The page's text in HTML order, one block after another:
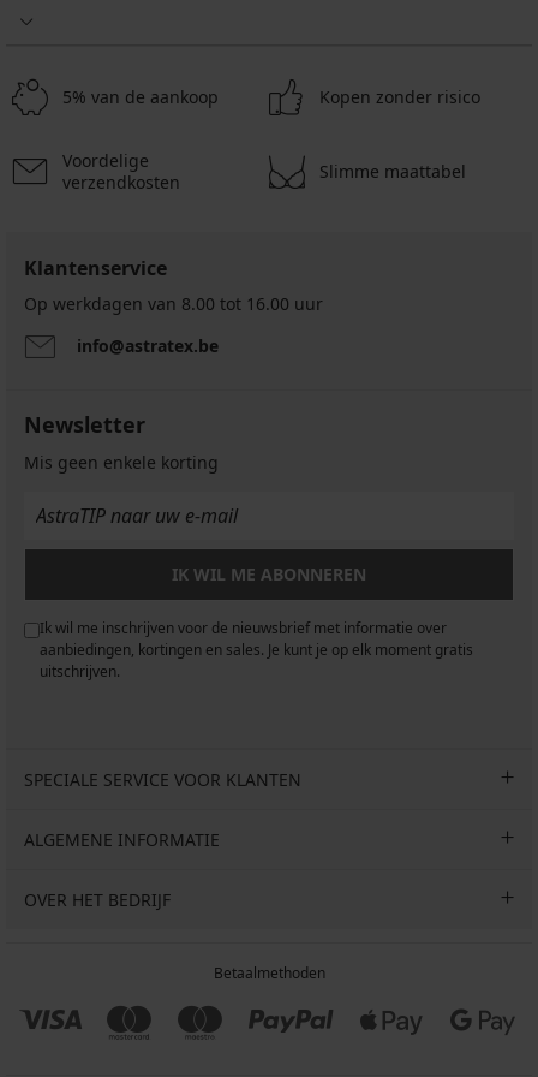
5% van de aankoop Kopen zonder risico
Voordelige
verzendkosten
Slimme maattabel
Klantenservice
Op werkdagen van 8.00 tot 16.00 uur
info@astratex.be
Newsletter
Mis geen enkele korting
IK WIL ME ABONNEREN
Ik wil me inschrijven voor de nieuwsbrief met informatie over
aanbiedingen, kortingen en sales. Je kunt je op elk moment gratis
uitschrijven.
SPECIALE SERVICE VOOR KLANTEN
ALGEMENE INFORMATIE
OVER HET BEDRIJF
Betaalmethoden